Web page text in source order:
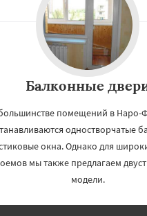
Балконные
помещений в Наро-
одностворчатые
окна. Однако для
мы также предлагаем
модели.